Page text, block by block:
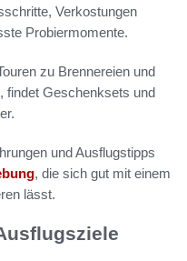
Verkostungen
Probiermomente.
zu Brennereien und
findet Geschenksets und
und Ausflugstipps
, die sich gut mit einem
lässt.